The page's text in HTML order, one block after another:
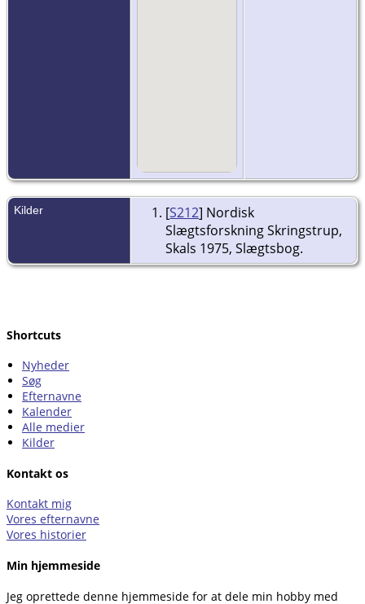
Kilder [S212] Nordisk
Slægtsforskning Skringstrup,
Skals 1975, Slægtsbog.
Shortcuts
Nyheder
Søg
Efternavne
Kalender
Alle medier
Kilder
Kontakt os
Kontakt mig
Vores efternavne
Vores historier
Min hjemmeside
Jeg oprettede denne hjemmeside for at dele min hobby med